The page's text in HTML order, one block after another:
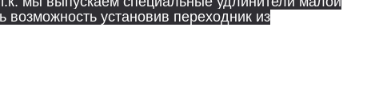
установив переходник из